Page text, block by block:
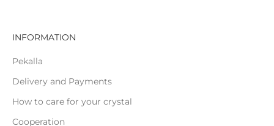
INFORMATION
Pekalla
Delivery and Payments
How to care for your crystal
Cooperation